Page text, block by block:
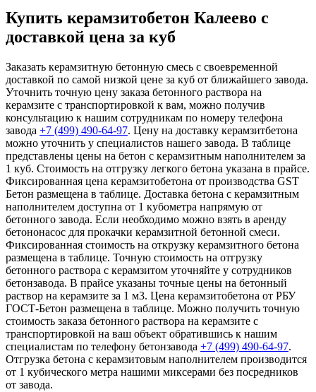
Купить керамзитобетон Калеево с
доставкой цена за куб
Заказать керамзитную бетонную смесь с своевременной
доставкой по самой низкой цене за куб от ближайшего завода.
Уточнить точную цену заказа бетонного раствора на
керамзите с транспортировкой к вам, можно получив
консультацию к нашим сотрудникам по номеру телефона
завода +7 (499) 490-64-97. Цену на доставку керамзитбетона
можно уточнить у специалистов нашего завода. В таблице
представлены цены на бетон с керамзитным наполнителем за
1 куб. Стоимость на отгрузку легкого бетона указана в прайсе.
Фиксированная цена керамзитобетона от производства GST
Бетон размещена в таблице. Доставка бетона с керамзитным
наполнителем доступна от 1 кубометра напрямую от
бетонного завода. Если необходимо можно взять в аренду
бетононасос для прокачки керамзитной бетонной смеси.
Фиксированная стоимость на открузку керамзитного бетона
размещена в таблице. Точную стоимость на отгрузку
бетонного раствора с керамзитом уточняйте у сотрудников
бетонзавода. В прайсе указаны точные цены на бетонный
раствор на керамзите за 1 м3. Цена керамзитобетона от РБУ
ГОСТ-Бетон размещена в таблице. Можно получить точную
стоимость заказа бетонного раствора на керамзите с
транспортировкой на ваш объект обратившись к нашим
специалистам по телефону бетонзавода +7 (499) 490-64-97.
Отгрузка бетона с керамзитовым наполнителем производится
от 1 кубического метра нашими миксерами без посредников
от завода.